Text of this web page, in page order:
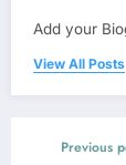
Add your
View All Posts
Previous